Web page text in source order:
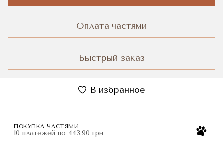
Оплата частями
Быстрый заказ
В избранное
ПОКУПКА ЧАСТЯМИ
10 платежей по 443.90 грн